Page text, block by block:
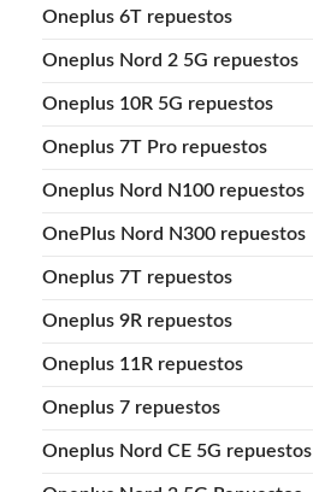
Oneplus 6T repuestos
Oneplus Nord 2 5G repuestos
Oneplus 10R 5G repuestos
Oneplus 7T Pro repuestos
Oneplus Nord N100 repuestos
OnePlus Nord N300 repuestos
Oneplus 7T repuestos
Oneplus 9R repuestos
Oneplus 11R repuestos
Oneplus 7 repuestos
Oneplus Nord CE 5G repuestos